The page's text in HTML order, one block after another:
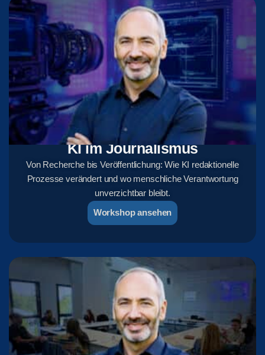
KI im Journalismus
Von Recherche bis Veröffentlichung: Wie KI redaktionelle
Prozesse verändert und wo menschliche Verantwortung
unverzichtbar bleibt.
Workshop ansehen